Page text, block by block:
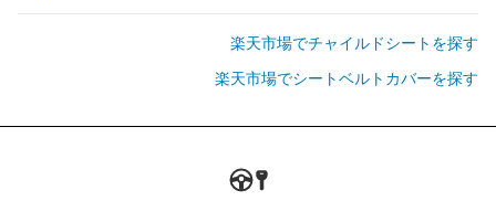
楽天市場でチャイルドシートを探す
楽天市場でシートベルトカバーを探す